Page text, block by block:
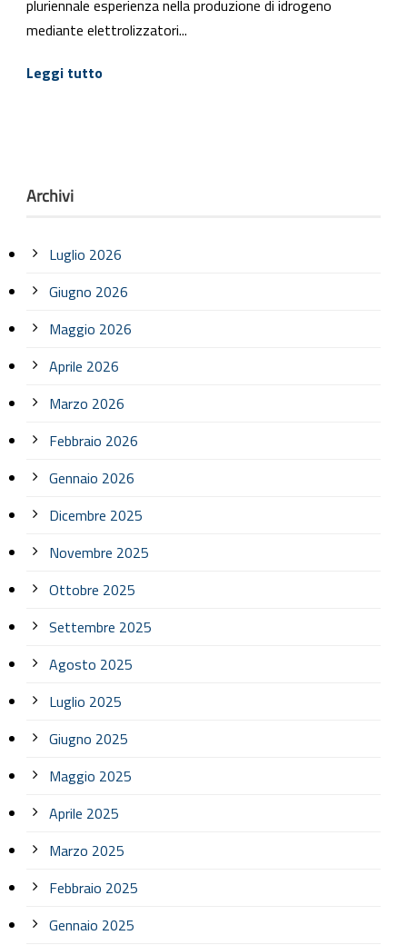
pluriennale esperienza nella produzione di idrogeno
mediante elettrolizzatori...
Leggi tutto
Archivi
Luglio 2026
Giugno 2026
Maggio 2026
Aprile 2026
Marzo 2026
Febbraio 2026
Gennaio 2026
Dicembre 2025
Novembre 2025
Ottobre 2025
Settembre 2025
Agosto 2025
Luglio 2025
Giugno 2025
Maggio 2025
Aprile 2025
Marzo 2025
Febbraio 2025
Gennaio 2025